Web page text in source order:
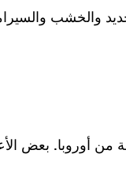
والخشب
أوروبا. بعض